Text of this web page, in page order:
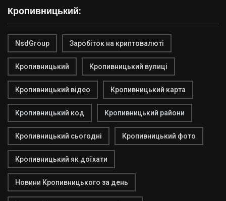
Кропивницький:
NsdGroup Заробіток на криптовалюті
Кропивницький Кропивницький вулиці
Кропивницький відео Кропивницький карта
Кропивницький код Кропивницький райони
Кропивницький сьогодні Кропивницький фото
Кропивницький як доїхати
Новини Кропивницького за день